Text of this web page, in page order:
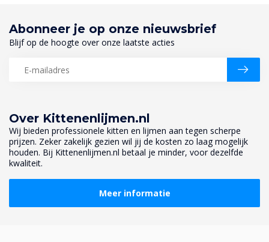
Over Kittenenlijmen.nl
Wij bieden professionele kitten en lijmen aan tegen scherpe
prijzen. Zeker zakelijk gezien wil jij de kosten zo laag mogelijk
houden. Bij Kittenenlijmen.nl betaal je minder, voor dezelfde
kwaliteit.
Meer informatie
Abonneer je op onze nieuwsbrief
Blijf op de hoogte over onze laatste acties